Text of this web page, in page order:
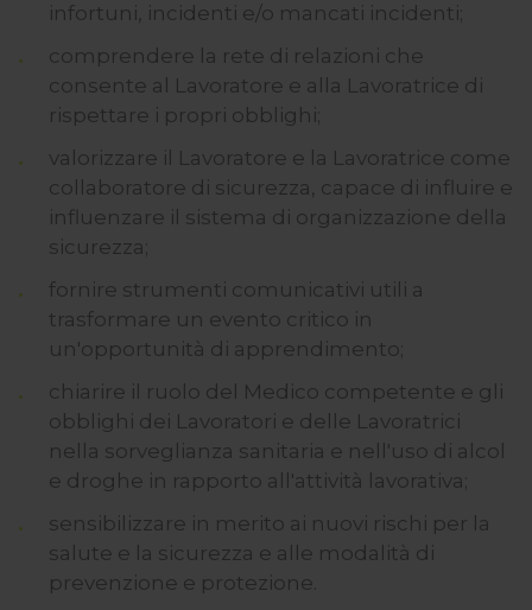
infortuni, incidenti e/o mancati incidenti;
comprendere la rete di relazioni che
consente al Lavoratore e alla Lavoratrice di
rispettare i propri obblighi;
valorizzare il Lavoratore e la Lavoratrice come
collaboratore di sicurezza, capace di influire e
influenzare il sistema di organizzazione della
sicurezza;
fornire strumenti comunicativi utili a
trasformare un evento critico in
un'opportunità di apprendimento;
chiarire il ruolo del Medico competente e gli
obblighi dei Lavoratori e delle Lavoratrici
nella sorveglianza sanitaria e nell'uso di alcol
e droghe in rapporto all'attività lavorativa;
sensibilizzare in merito ai nuovi rischi per la
salute e la sicurezza e alle modalità di
prevenzione e protezione.